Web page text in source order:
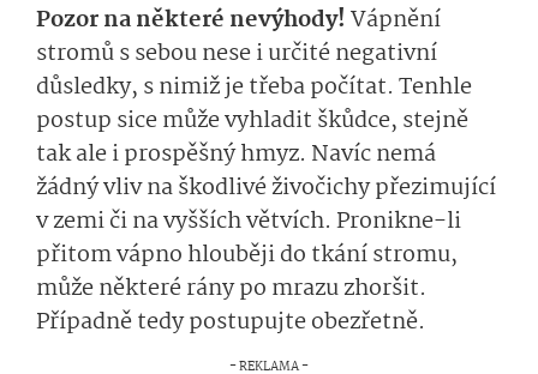
Pozor na některé nevýhody! Vápnění
stromů s sebou nese i určité negativní
důsledky, s nimiž je třeba počítat. Tenhle
postup sice může vyhladit škůdce, stejně
tak ale i prospěšný hmyz. Navíc nemá
žádný vliv na škodlivé živočichy přezimující
v zemi či na vyšších větvích. Pronikne-li
přitom vápno hlouběji do tkání stromu,
může některé rány po mrazu zhoršit.
Případně tedy postupujte obezřetně.